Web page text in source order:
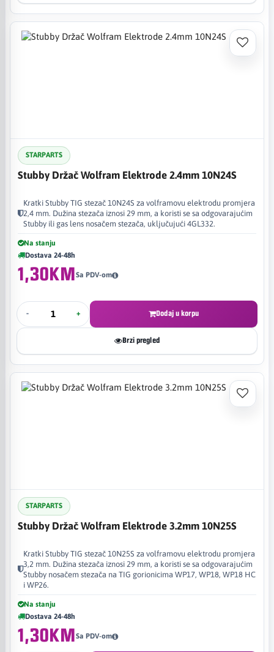
STARPARTS
Stubby Držač Wolfram Elektrode 2.4mm 10N24S
Kratki Stubby TIG stezač 10N24S za volframovu elektrodu promjera
2,4 mm. Dužina stezača iznosi 29 mm, a koristi se sa odgovarajućim
Stubby ili gas lens nosačem stezača, uključujući 4GL332.
Na stanju
Dostava 24-48h
1,30KMSa PDV-om
- + Dodaj u korpu
Brzi pregled
STARPARTS
Stubby Držač Wolfram Elektrode 3.2mm 10N25S
Kratki Stubby TIG stezač 10N25S za volframovu elektrodu promjera
3,2 mm. Dužina stezača iznosi 29 mm, a koristi se sa odgovarajućim
Stubby nosačem stezača na TIG gorionicima WP17, WP18, WP18 HC
i WP26.
Na stanju
Dostava 24-48h
1,30KMSa PDV-om